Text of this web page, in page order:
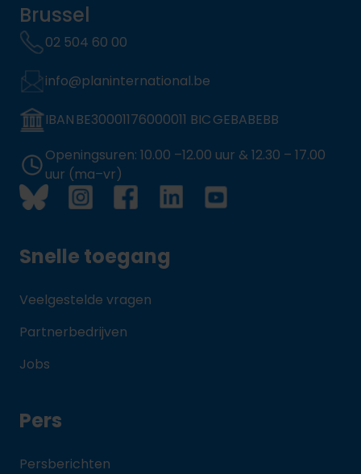
Brussel
02 504 60 00
info@planinternational.be
IBAN BE30001176000011 BIC GEBABEBB
Openingsuren: 10.00 –12.00 uur & 12.30 – 17.00
uur (ma–vr)
Snelle toegang
Veelgestelde vragen
Partnerbedrijven
Jobs
Pers
Persberichten